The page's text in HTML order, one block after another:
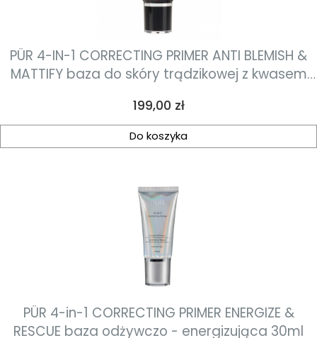
PÜR 4-IN-1 CORRECTING PRIMER ANTI BLEMISH &
MATTIFY baza do skóry trądzikowej z kwasem
Cena
199,00 zł
Do koszyka
PÜR 4-in-1 CORRECTING PRIMER ENERGIZE &
RESCUE baza odżywczo - energizująca 30ml